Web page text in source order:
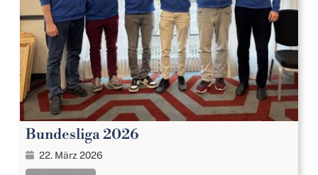
Bundesliga 2026
22. März 2026